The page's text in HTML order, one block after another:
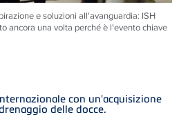
e soluzioni all'avanguardia: ISH
ancora una volta perché è l'evento chiave
con un'acquisizione
delle docce.